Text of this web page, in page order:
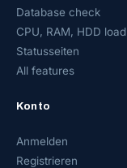
Database check
CPU, RAM, HDD load
Statusseiten
All features
Konto
Anmelden
Registrieren